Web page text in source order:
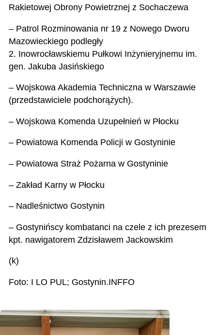
Rakietowej Obrony Powietrznej z Sochaczewa
– Patrol Rozminowania nr 19 z Nowego Dworu
Mazowieckiego podległy
2. Inowrocławskiemu Pułkowi Inżynieryjnemu im.
gen. Jakuba Jasińskiego
– Wojskowa Akademia Techniczna w Warszawie
(przedstawiciele podchorążych).
– Wojskowa Komenda Uzupełnień w Płocku
– Powiatowa Komenda Policji w Gostyninie
– Powiatowa Straż Pożarna w Gostyninie
– Zakład Karny w Płocku
– Nadleśnictwo Gostynin
– Gostynińscy kombatanci na czele z ich prezesem
kpt. nawigatorem Zdzisławem Jackowskim
(k)
Foto: I LO PUL; Gostynin.INFFO